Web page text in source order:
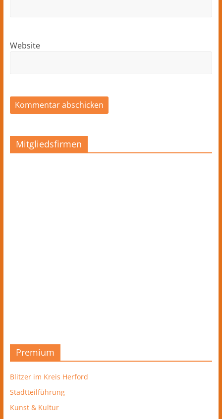
Website
Mitgliedsfirmen
Premium
Blitzer im Kreis Herford
Stadtteilführung
Kunst & Kultur